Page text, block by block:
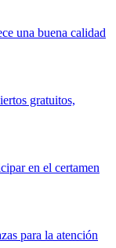
una buena calidad
gratuitos,
en el certamen
para la atención